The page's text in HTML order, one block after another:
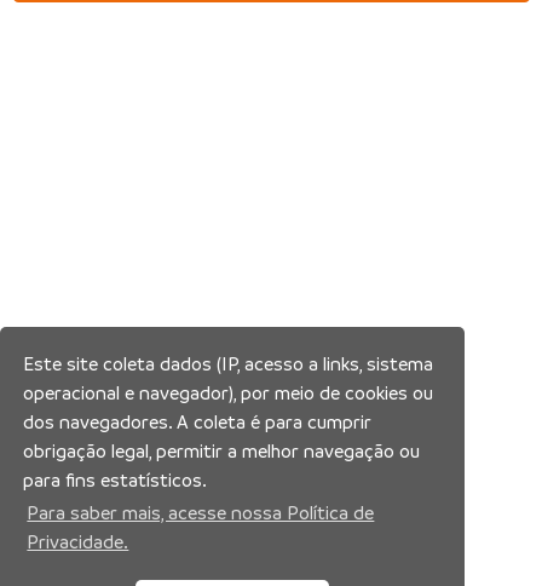
Este site coleta dados (IP, acesso a links, sistema
operacional e navegador), por meio de cookies ou
dos navegadores. A coleta é para cumprir
obrigação legal, permitir a melhor navegação ou
para fins estatísticos.
Para saber mais, acesse nossa Política de
Privacidade.